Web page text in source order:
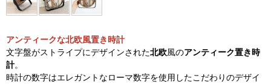
アンティークな北欧風置き時計
文字盤がストライプにデザインされた北欧風のアンティーク置き時
計。
時計の数字はエレガントなローマ数字を使用したこだわりのデザイ